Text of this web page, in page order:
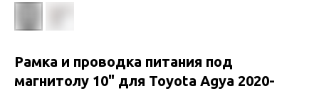
Рамка и проводка питания под
магнитолу 10" для Toyota Agya 2020-